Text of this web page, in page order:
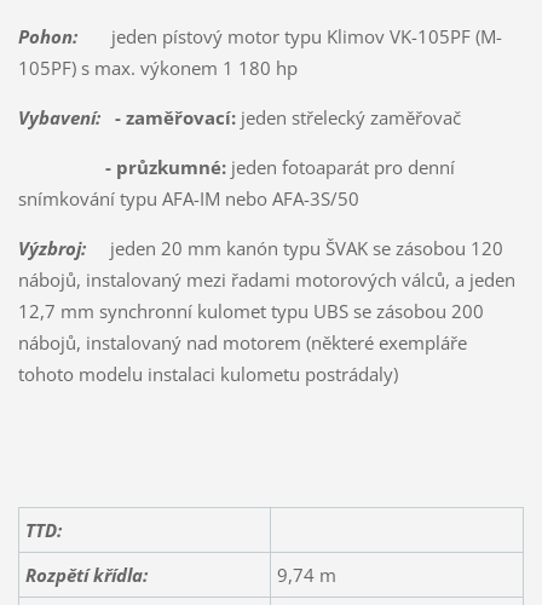
Pohon:jeden pístový motor typu Klimov VK-105PF (M-
105PF) s max. výkonem 1 180 hp
Vybavení: - zaměřovací:jeden střelecký zaměřovač
- průzkumné:jeden fotoaparát pro denní
snímkování typu AFA-IM nebo AFA-3S/50
Výzbroj:jeden 20 mm kanón typu ŠVAK se zásobou 120
nábojů, instalovaný mezi řadami motorových válců, a jeden
12,7 mm synchronní kulomet typu UBS se zásobou 200
nábojů, instalovaný nad motorem (některé exempláře
tohoto modelu instalaci kulometu postrádaly)
TTD:
Rozpětí křídla:
9,74 m